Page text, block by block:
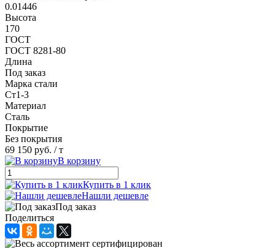
0.01446
Высота
170
ГОСТ
ГОСТ 8281-80
Длина
Под заказ
Марка стали
Ст1-3
Материал
Сталь
Покрытие
Без покрытия
69 150 руб. / т
В корзину
Купить в 1 клик
Нашли дешевле
Под заказ
Поделиться